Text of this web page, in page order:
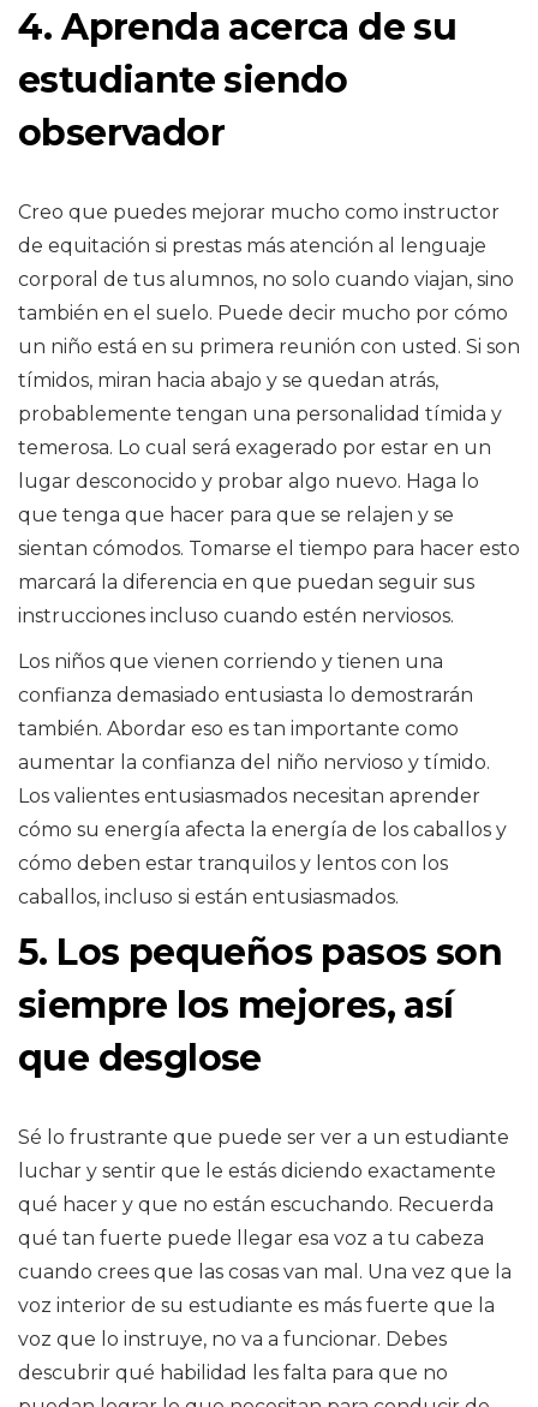
4. Aprenda acerca de su
estudiante siendo
observador
Creo que puedes mejorar mucho como instructor
de equitación si prestas más atención al lenguaje
corporal de tus alumnos, no solo cuando viajan, sino
también en el suelo. Puede decir mucho por cómo
un niño está en su primera reunión con usted. Si son
tímidos, miran hacia abajo y se quedan atrás,
probablemente tengan una personalidad tímida y
temerosa. Lo cual será exagerado por estar en un
lugar desconocido y probar algo nuevo. Haga lo
que tenga que hacer para que se relajen y se
sientan cómodos. Tomarse el tiempo para hacer esto
marcará la diferencia en que puedan seguir sus
instrucciones incluso cuando estén nerviosos.
Los niños que vienen corriendo y tienen una
confianza demasiado entusiasta lo demostrarán
también. Abordar eso es tan importante como
aumentar la confianza del niño nervioso y tímido.
Los valientes entusiasmados necesitan aprender
cómo su energía afecta la energía de los caballos y
cómo deben estar tranquilos y lentos con los
caballos, incluso si están entusiasmados.
5. Los pequeños pasos son
siempre los mejores, así
que desglose
Sé lo frustrante que puede ser ver a un estudiante
luchar y sentir que le estás diciendo exactamente
qué hacer y que no están escuchando. Recuerda
qué tan fuerte puede llegar esa voz a tu cabeza
cuando crees que las cosas van mal. Una vez que la
voz interior de su estudiante es más fuerte que la
voz que lo instruye, no va a funcionar. Debes
descubrir qué habilidad les falta para que no